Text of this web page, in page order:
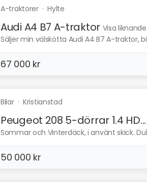
A-traktorer·Hylte
Audi A4 B7 A-traktor Visa liknande
Säljer min välskötta Audi A4 B7 A-traktor,
67 000 kr
Bilar· Kristianstad
Peugeot 208 5-dörrar 1.4 HD...
Sommar och Vinterdäck, i använt skick.
50 000 kr